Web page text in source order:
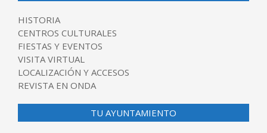
HISTORIA
CENTROS CULTURALES
FIESTAS Y EVENTOS
VISITA VIRTUAL
LOCALIZACIÓN Y ACCESOS
REVISTA EN ONDA
TU AYUNTAMIENTO